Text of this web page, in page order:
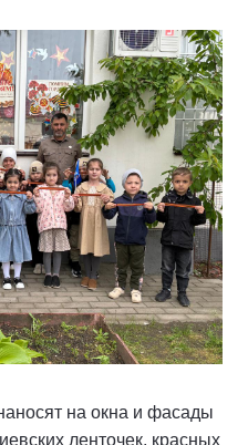
на окна и фасады
ленточек, красных